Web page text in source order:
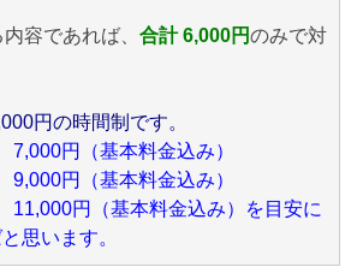
容であれば、 合計 6,000円のみで対
円の時間制です。
円（基本料金込み）
円（基本料金込み）
円（基本料金込み）を目安に
思います。